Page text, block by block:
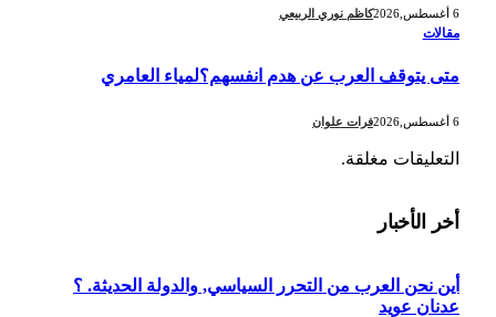
كاظم نوري الربيعي
مقالات
متى يتوقف العرب عن هدم انفسهم؟لمياء العامري
فرات علوان
التعليقات مغلقة.
أخر الأخبار
أين نحن العرب من التحرر السياسي, والدولة الحديثة. ؟
عدنان عويد